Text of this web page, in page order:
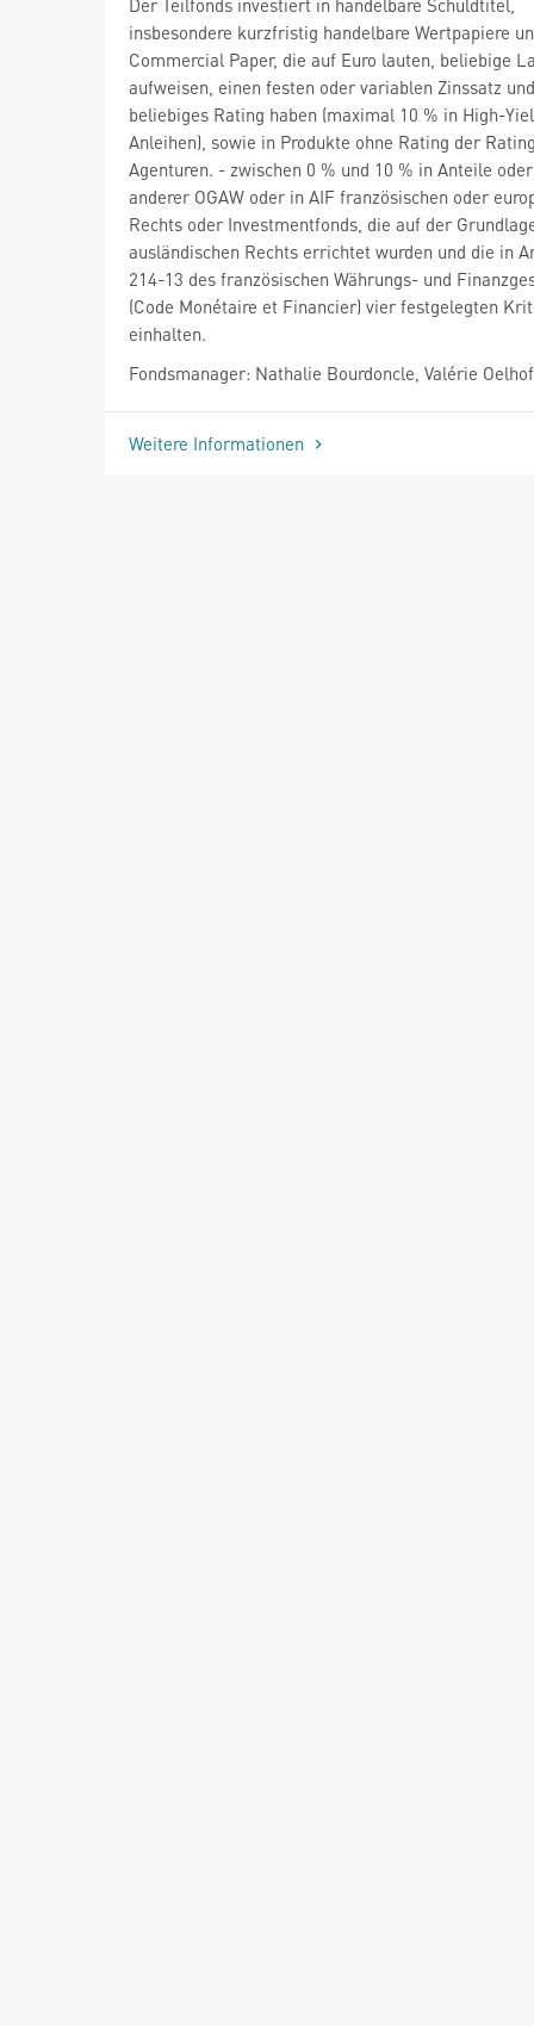
insbesondere kurzfristig handelbare Wertpapiere
Commercial Paper, die auf Euro lauten, beliebige
aufweisen, einen festen oder variablen Zinssatz
beliebiges Rating haben (maximal 10 % in High-
Anleihen), sowie in Produkte ohne Rating der
Agenturen. - zwischen 0 % und 10 % in Anteile
anderer OGAW oder in AIF französischen oder
Rechts oder Investmentfonds, die auf der
ausländischen Rechts errichtet wurden und die in
214-13 des französischen Währungs- und
(Code Monétaire et Financier) vier festgelegten
einhalten.
Fondsmanager: Nathalie Bourdoncle, Valérie
Weitere Informationen